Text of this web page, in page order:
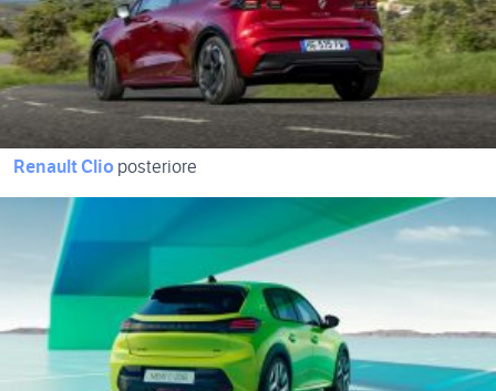
Renault Clio posteriore